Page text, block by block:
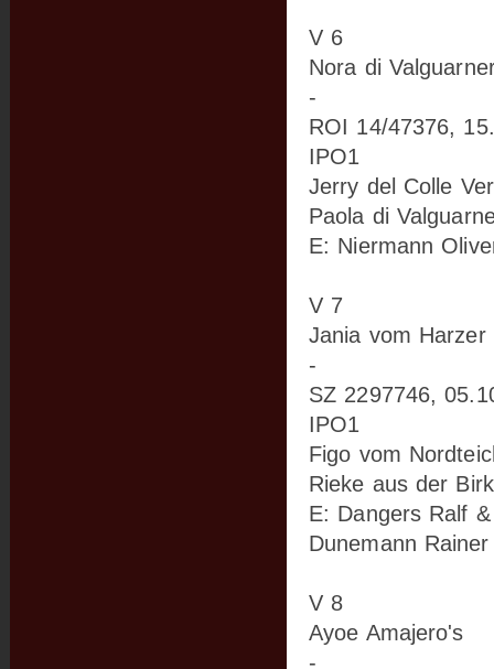
V 6
Nora di
-
ROI 14/47376,
IPO1
Jerry del Colle
Paola di
E: Niermann
V 7
Jania vom Harzer
-
SZ 2297746,
IPO1
Figo vom
Rieke aus der
E: Dangers Ralf &
Dunemann Rainer
V 8
Ayoe Amajero's
-